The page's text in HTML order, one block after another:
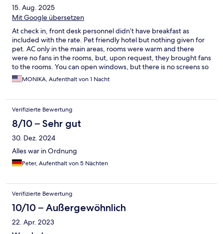
15. Aug. 2025
Mit Google übersetzen
At check in, front desk personnel didn’t have breakfast as
included with the rate. Pet friendly hotel but nothing given for
pet. AC only in the main areas, rooms were warm and there
were no fans in the rooms, but, upon request, they brought fans
to the rooms. You can open windows, but there is no screens so
flies and mosquitos get inside. Breakfast ok. Area has limited
availability for dining but it is conveniently located near Sztolnia.
MONIKA, Aufenthalt von 1 Nacht
Verifizierte Bewertung
8/10 – Sehr gut
30. Dez. 2024
Alles war in Ordnung
Peter, Aufenthalt von 5 Nächten
Verifizierte Bewertung
10/10 – Außergewöhnlich
22. Apr. 2023